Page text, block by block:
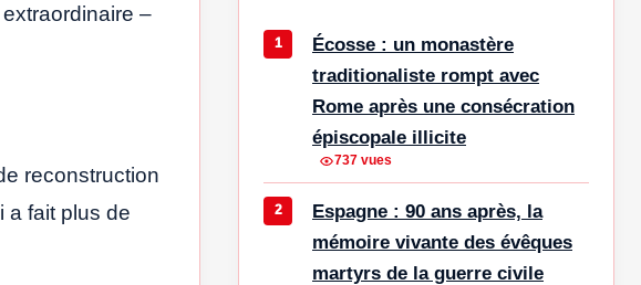
–
reconstruction
a fait plus de
Écosse : un monastère
traditionaliste rompt avec
Rome après une consécration
épiscopale illicite
737 vues
Espagne : 90 ans après, la
mémoire vivante des évêques
martyrs de la guerre civile